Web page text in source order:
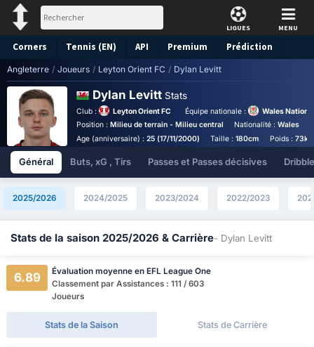
LIGUES MENU
Corners Tennis (EN) API Premium Prédiction
Angleterre / Joueurs / Leyton Orient FC / Dylan Levitt
Dylan Levitt Stats
Club : Leyton Orient FC Équipe nationale :
Wales
Position : Milieu de terrain - Milieu central Nationalité :Wales
Age (anniversaire) : 25 (17/11/2000) Taille :180cm Poids : 73kg
Général Buts, xG , Tirs Passes et Passes décisives
2025/2026 2024/2025 2023/2024 2022/2023
Stats de la saison 2025/2026 & Carrière- Dylan Levitt
6.89
Évaluation moyenne en EFL League One
Classement par Assistances : 111 / 603
Joueurs
Stats de la Saison Stats de Carrière